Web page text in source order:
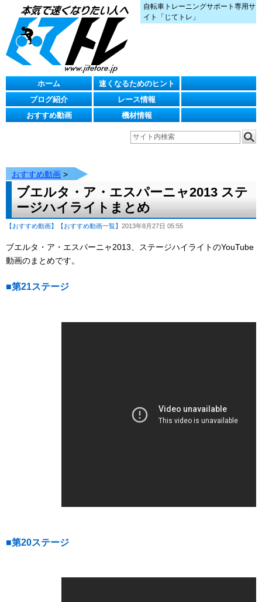
自転車トレーニングサポート専用サ
イト「じてトレ」
ホーム
速くなるためのヒント
ブログ紹介
レース情報
おすすめ動画
機材情報
おすすめ動画 >
ブエルタ・ア・エスパーニャ2013 ステ
ージハイライトまとめ
【おすすめ動画】 【おすすめ動画一覧】 2013年8月27日 05:55
ブエルタ・ア・エスパーニャ2013、ステージハイライトのYouTube
動画のまとめです。
■第21ステージ
■第20ステージ